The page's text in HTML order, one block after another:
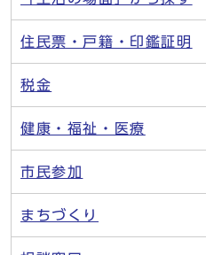
住民票・戸籍・印鑑証明
税金
健康・福祉・医療
市民参加
まちづくり